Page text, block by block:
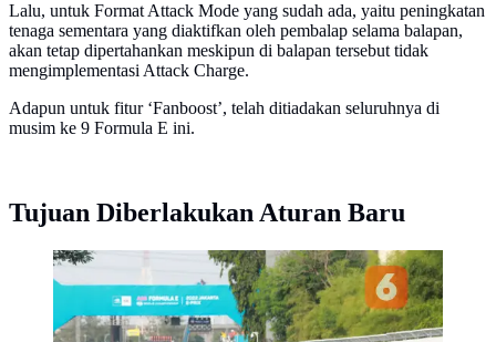
Lalu, untuk Format Attack Mode yang sudah ada, yaitu peningkatan
tenaga sementara yang diaktifkan oleh pembalap selama balapan,
akan tetap dipertahankan meskipun di balapan tersebut tidak
mengimplementasi Attack Charge.
Adapun untuk fitur ‘Fanboost’, telah ditiadakan seluruhnya di
musim ke 9 Formula E ini.
Tujuan Diberlakukan Aturan Baru
Jean-Eric Vergne sempat memimpin hingga menit-
menit akhir balapan dan terlihat akan mulus hingga
garis finis di depan Mitch Evans. (Bola.com/M Iqbal
Ichsan)